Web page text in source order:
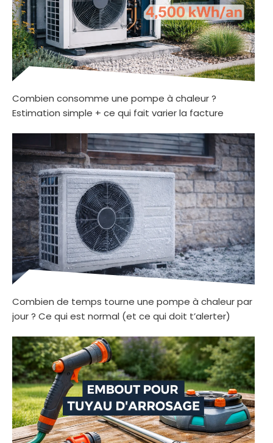
Combien consomme une pompe à chaleur ?
Estimation simple + ce qui fait varier la facture
Combien de temps tourne une pompe à chaleur par
jour ? Ce qui est normal (et ce qui doit t’alerter)